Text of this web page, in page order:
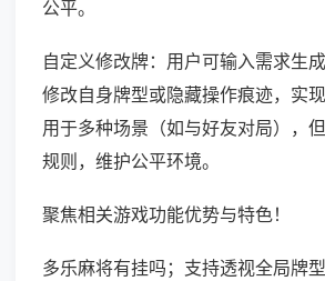
公平。
自定义修改牌：用户可输入需求生
修改自身牌型或隐藏操作痕迹，实
用于多种场景（如与好友对局），
规则，维护公平环境。
聚焦相关游戏功能优势与特色！
多乐麻将有挂吗；支持透视全局牌